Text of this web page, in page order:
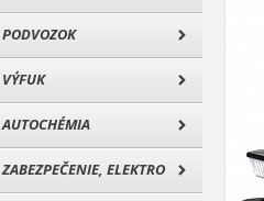
PODVOZOK
VÝFUK
AUTOCHÉMIA
ZABEZPEČENIE, ELEKTRO